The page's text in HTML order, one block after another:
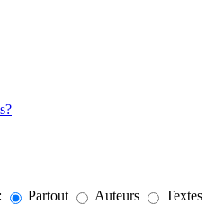
Partout Auteurs Textes